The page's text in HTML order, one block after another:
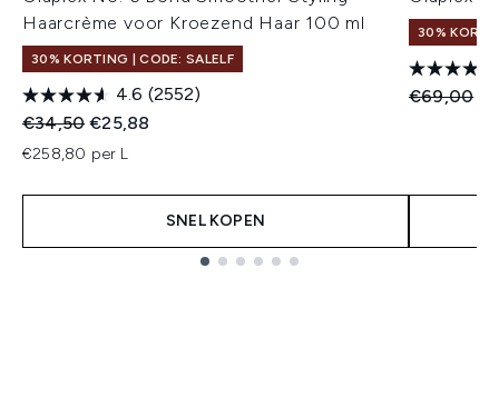
Haarcrème voor Kroezend Haar 100 ml
30% KORTING | CODE: SALELF
4.6 (2552)
Recommended Retail Price:
€34,50Huidige prijs:
€25,88
€258,80 per L
SNEL KOPEN
30%
€69,00